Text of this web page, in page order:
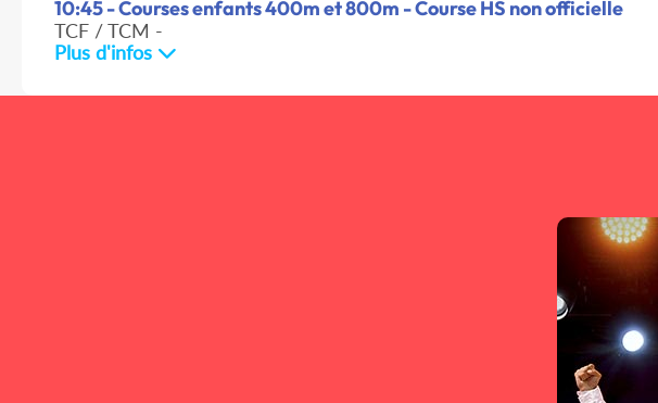
10:45 - Courses enfants 400m et 800m - Course HS non officielle
TCF / TCM -
Plus d'infos